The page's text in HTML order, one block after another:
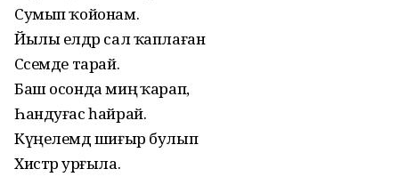
Сумып ҡойонам.
Йылы елдәр сал ҡаплаған
Сәсемде тарай.
Баш осонда миңә ҡарап,
Һандуғас һайрай.
Күңелемдә шиғыр булып
Хистәр урғыла.